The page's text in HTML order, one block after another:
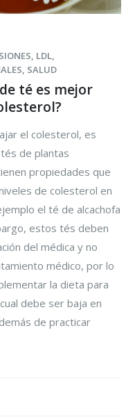
LDL
SALUD
té es mejor
el colesterol, es
de plantas
propiedades que
de colesterol en
el té de alcachofa
estos tés deben
del médica y no
médico, por lo
la dieta para
debe ser baja en
de practicar